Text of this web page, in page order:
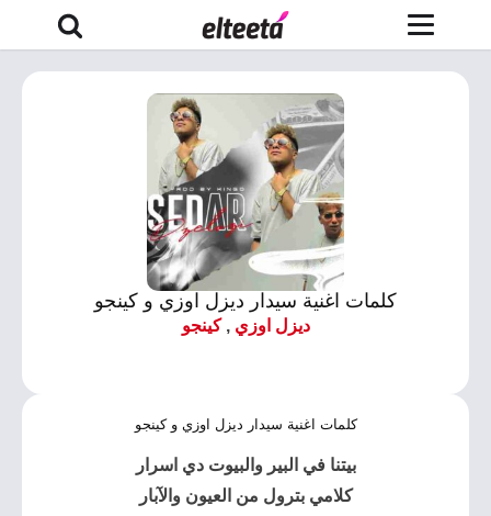
كلمات اغنية سيدار ديزل اوزي و كينجو
ديزل اوزي ,كينجو
كلمات اغنية سيدار ديزل اوزي و كينجو
بيتنا في البير والبيوت دي اسرار
كلامي بترول من العيون والآبار